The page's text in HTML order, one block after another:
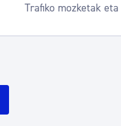
Gune publikoa, hondakinak
Urgull, Hondalea,